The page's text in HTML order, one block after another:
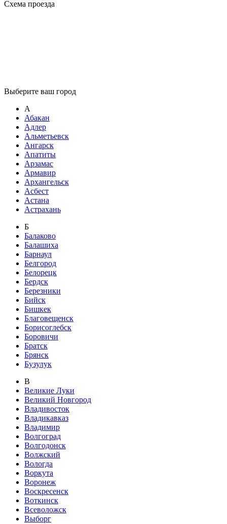
Схема проезда
Выберите ваш город
А
Абакан
Адлер
Альметьевск
Ангарск
Апатиты
Арзамас
Армавир
Архангельск
Асбест
Астана
Астрахань
Б
Балаково
Балашиха
Барнаул
Белгород
Белорецк
Бердск
Березники
Бийск
Бишкек
Благовещенск
Борисоглебск
Боровичи
Братск
Брянск
Бузулук
В
Великие Луки
Великий Новгород
Владивосток
Владикавказ
Владимир
Волгоград
Волгодонск
Волжский
Вологда
Воркута
Воронеж
Воскресенск
Воткинск
Всеволожск
Выборг